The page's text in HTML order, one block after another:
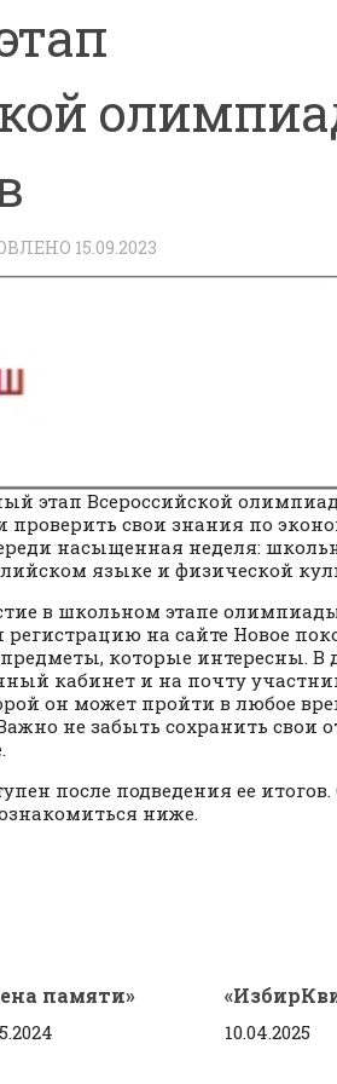
15.09.2023
этап Всероссийской
свои знания по
насыщенная неделя:
языке и физической
в школьном этапе
на сайте Новое
которые интересны. В
кабинет и на почту
он может пройти в любое
не забыть сохранить свои
после подведения ее
ниже.
памяти»
10.04.2025